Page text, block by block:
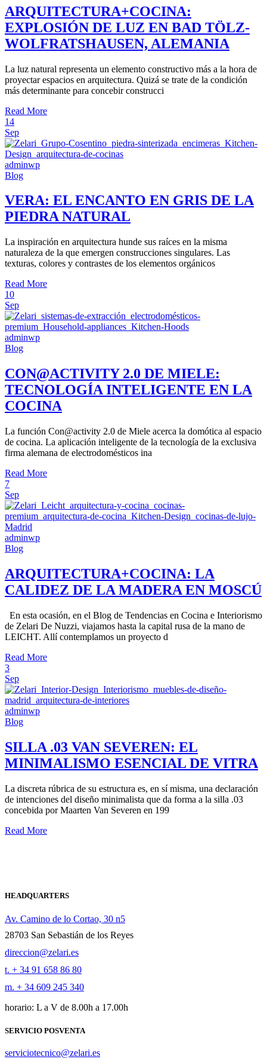
ARQUITECTURA+COCINA:
EXPLOSIÓN DE LUZ EN BAD TÖLZ-
WOLFRATSHAUSEN, ALEMANIA
La luz natural representa un elemento constructivo más a la hora de
proyectar espacios en arquitectura. Quizá se trate de la condición
más determinante para concebir construcci
Read More
14
Sep
adminwp
Blog
VERA: EL ENCANTO EN GRIS DE LA
PIEDRA NATURAL
La inspiración en arquitectura hunde sus raíces en la misma
naturaleza de la que emergen construcciones singulares. Las
texturas, colores y contrastes de los elementos orgánicos
Read More
10
Sep
adminwp
Blog
CON@ACTIVITY 2.0 DE MIELE:
TECNOLOGÍA INTELIGENTE EN LA
COCINA
La función Con@activity 2.0 de Miele acerca la domótica al espacio
de cocina. La aplicación inteligente de la tecnología de la exclusiva
firma alemana de electrodomésticos ina
Read More
7
Sep
adminwp
Blog
ARQUITECTURA+COCINA: LA
CALIDEZ DE LA MADERA EN MOSCÚ
En esta ocasión, en el Blog de Tendencias en Cocina e Interiorismo
de Zelari De Nuzzi, viajamos hasta la capital rusa de la mano de
LEICHT. Allí contemplamos un proyecto d
Read More
3
Sep
adminwp
Blog
SILLA .03 VAN SEVEREN: EL
MINIMALISMO ESENCIAL DE VITRA
La discreta rúbrica de su estructura es, en sí misma, una declaración
de intenciones del diseño minimalista que da forma a la silla .03
concebida por Maarten Van Severen en 199
Read More
HEADQUARTERS
Av. Camino de lo Cortao, 30 n5
28703 San Sebastián de los Reyes
direccion@zelari.es
t. + 34 91 658 86 80
m. + 34 609 245 340
horario: L a V de 8.00h a 17.00h
SERVICIO POSVENTA
serviciotecnico@zelari.es